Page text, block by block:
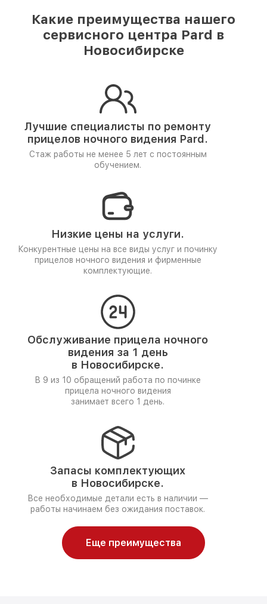
Какие преимущества нашего
сервисного центра Pard в
Новосибирске
Лучшие специалисты по ремонту
прицелов ночного видения Pard.
Стаж работы не менее 5 лет с постоянным
обучением.
Низкие цены на услуги.
Конкурентные цены на все виды услуг и починку
прицелов ночного видения и фирменные
комплектующие.
Обслуживание прицела ночного
видения за 1 день
в Новосибирске.
В 9 из 10 обращений работа по починке
прицела ночного видения
занимает всего 1 день.
Запасы комплектующих
в Новосибирске.
Все необходимые детали есть в наличии —
работы начинаем без ожидания поставок.
Еще преимущества